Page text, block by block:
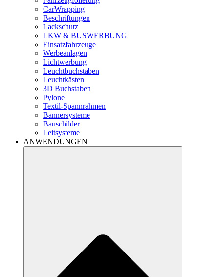
CarWrapping
Beschriftungen
Lackschutz
LKW & BUSWERBUNG
Einsatzfahrzeuge
Werbeanlagen
Lichtwerbung
Leuchtbuchstaben
Leuchtkästen
3D Buchstaben
Pylone
Textil-Spannrahmen
Bannersysteme
Bauschilder
Leitsysteme
ANWENDUNGEN